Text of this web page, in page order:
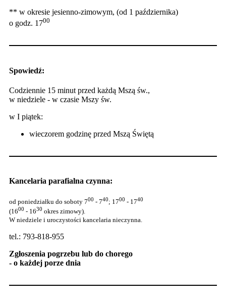
** w okresie jesienno-zimowym, (od 1 października)
o godz. 1700
Spowiedź:
Codziennie 15 minut przed każdą Mszą św.,
w niedziele - w czasie Mszy św.
w I piątek:
wieczorem godzinę przed Mszą Świętą
Kancelaria parafialna czynna:
od poniedziałku do soboty 700 - 740; 1700 - 1740
(1600 - 1630 okres zimowy).
W niedziele i uroczystości kancelaria nieczynna.
tel.: 793-818-955
Zgłoszenia pogrzebu lub do chorego
- o każdej porze dnia